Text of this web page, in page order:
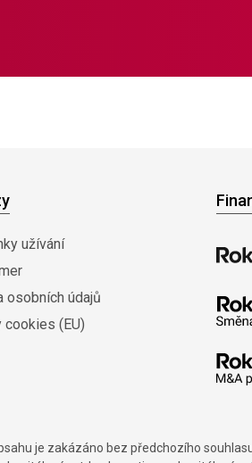
užívání
osobních údajů
cookies (EU)
je zakázáno bez předchozího